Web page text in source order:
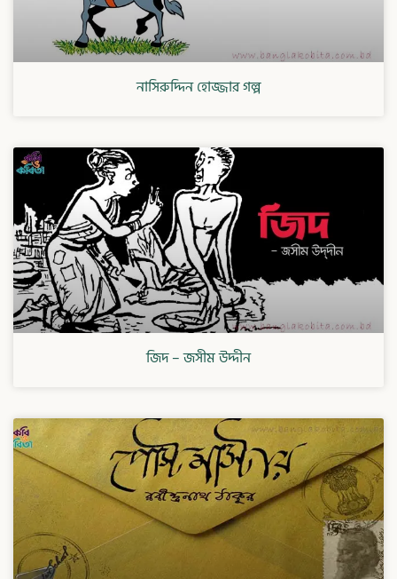
নাসিরুদ্দিন হোজ্জার গল্প
জিদ – জসীম উদ্দীন